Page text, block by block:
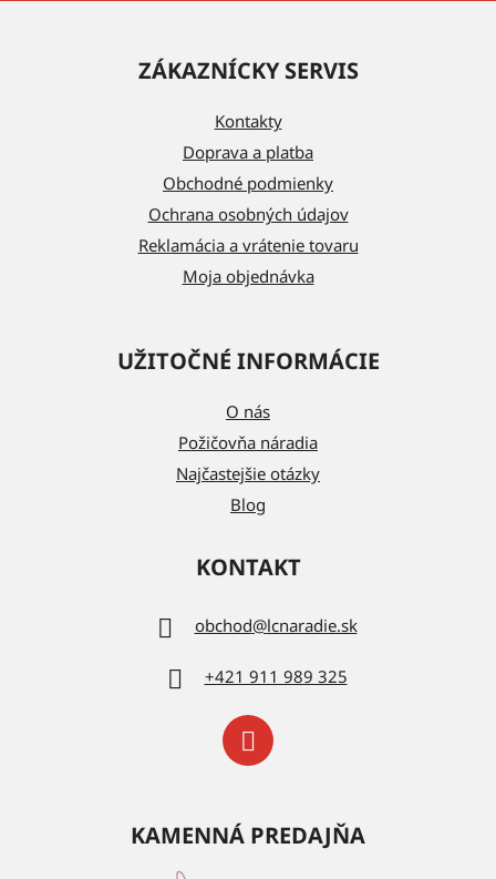
ZÁKAZNÍCKY SERVIS
Kontakty
Doprava a platba
Obchodné podmienky
Ochrana osobných údajov
Reklamácia a vrátenie tovaru
Moja objednávka
UŽITOČNÉ INFORMÁCIE
O nás
Požičovňa náradia
Najčastejšie otázky
Blog
KONTAKT
obchod@lcnaradie.sk
+421 911 989 325
KAMENNÁ PREDAJŇA